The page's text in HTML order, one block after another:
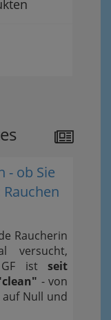
- ob Sie
Raucherin
versucht,
GF ist seit
- von
Null und